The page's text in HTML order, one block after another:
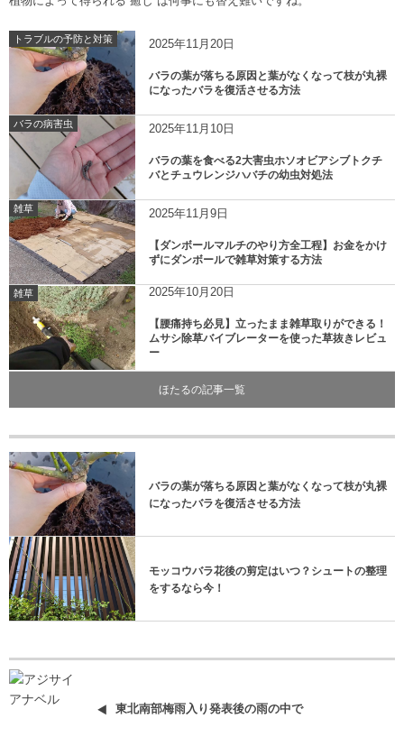
トラブルの予防と対策 2025年11月20日
バラの葉が落ちる原因と葉がなくなって枝が丸裸
になったバラを復活させる方法
バラの病害虫 2025年11月10日
バラの葉を食べる2大害虫ホソオビアシブトクチ
バとチュウレンジハバチの幼虫対処法
雑草 2025年11月9日
【ダンボールマルチのやり方全工程】お金をかけ
ずにダンボールで雑草対策する方法
雑草 2025年10月20日
【腰痛持ち必見】立ったまま雑草取りができる！
ムサシ除草バイブレーターを使った草抜きレビュ
ー
ほたるの記事一覧
バラの葉が落ちる原因と葉がなくなって枝が丸裸
になったバラを復活させる方法
モッコウバラ花後の剪定はいつ？シュートの整理
をするなら今！
東北南部梅雨入り発表後の雨の中で